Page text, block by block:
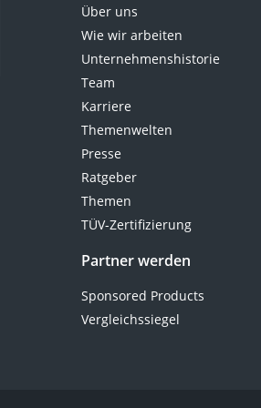
kompakter und
Produkttabelle
anderem
sodass sich für jedes
passende Exemplar
rostet nicht.
auf die Streubreite
über 1 Meter
Vergleichstabelle
ca. 40 bis 200 cm.
Über uns
Wie wir arbeiten
Unternehmenshistorie
Team
Karriere
Themenwelten
Presse
Ratgeber
Themen
TÜV-Zertifizierung
Partner werden
Sponsored Products
Vergleichssiegel